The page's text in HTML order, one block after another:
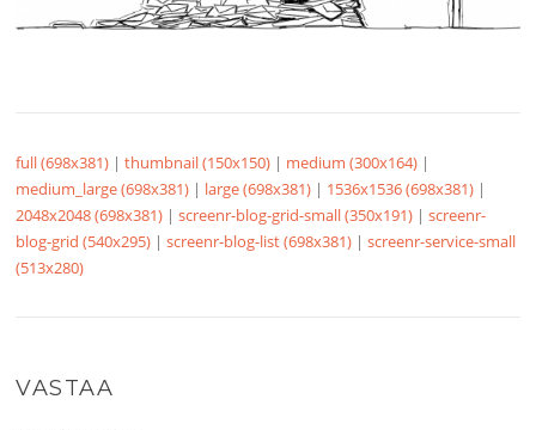
full (698x381) |thumbnail (150x150) | medium (300x164) |
medium_large (698x381) | large (698x381) | 1536x1536 (698x381) |
2048x2048 (698x381) |screenr-blog-grid-small (350x191) |screenr-
blog-grid (540x295) |screenr-blog-list (698x381) |screenr-service-small
(513x280)
VASTAA